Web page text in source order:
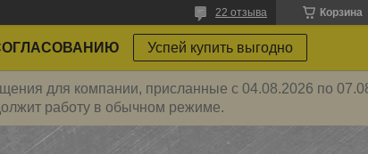
Корзина
22 отзыва
Успей купить выгодно
для компании, присланные с 04.08.2026 по
работу в обычном режиме.